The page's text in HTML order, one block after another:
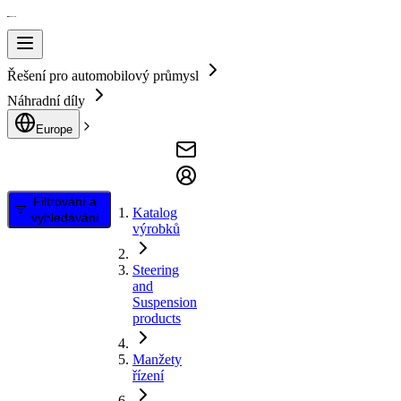
Řešení pro automobilový průmysl
Náhradní díly
Europe
Filtrování a
vyhledávání
Katalog
výrobků
Steering
and
Suspension
products
Manžety
řízení